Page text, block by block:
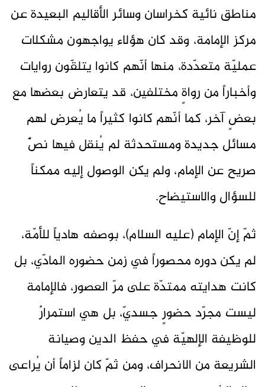
مناطق نائية كخراسان وسائر الأقاليم البعيدة عن
مركز الإمامة، وقد كان هؤلاء يواجهون مشكلات
عمليّة متعدّدة، منها أنّهم كانوا يتلقّون روايات
وأخباراً من رواةٍ مختلفين، قد يتعارض بعضها مع
بعضٍ آخر، كما أنّهم كانوا كثيراً ما يُعرض لهم
مسائل جديدة ومستحدثة لم يُنقل فيها نصٌّ
صريح عن الإمام، ولم يكن الوصول إليه ممكناً
للسؤال والاستيضاح.
ثمّ إنّ الإمام (عليه السلام)، بوصفه هادياً للأمّة،
لم يكن دوره محصوراً في زمن حضوره المادّي، بل
كانت هدايته ممتدّة على مرّ العصور، فالإمامة
ليست مجرّد حضورٍ جسديّ، بل هي استمرارٌ
للوظيفة الإلهيّة في حفظ الدين وصيانة
الشريعة من الانحراف، ومن ثمّ كان لزاماً أن يُراعى